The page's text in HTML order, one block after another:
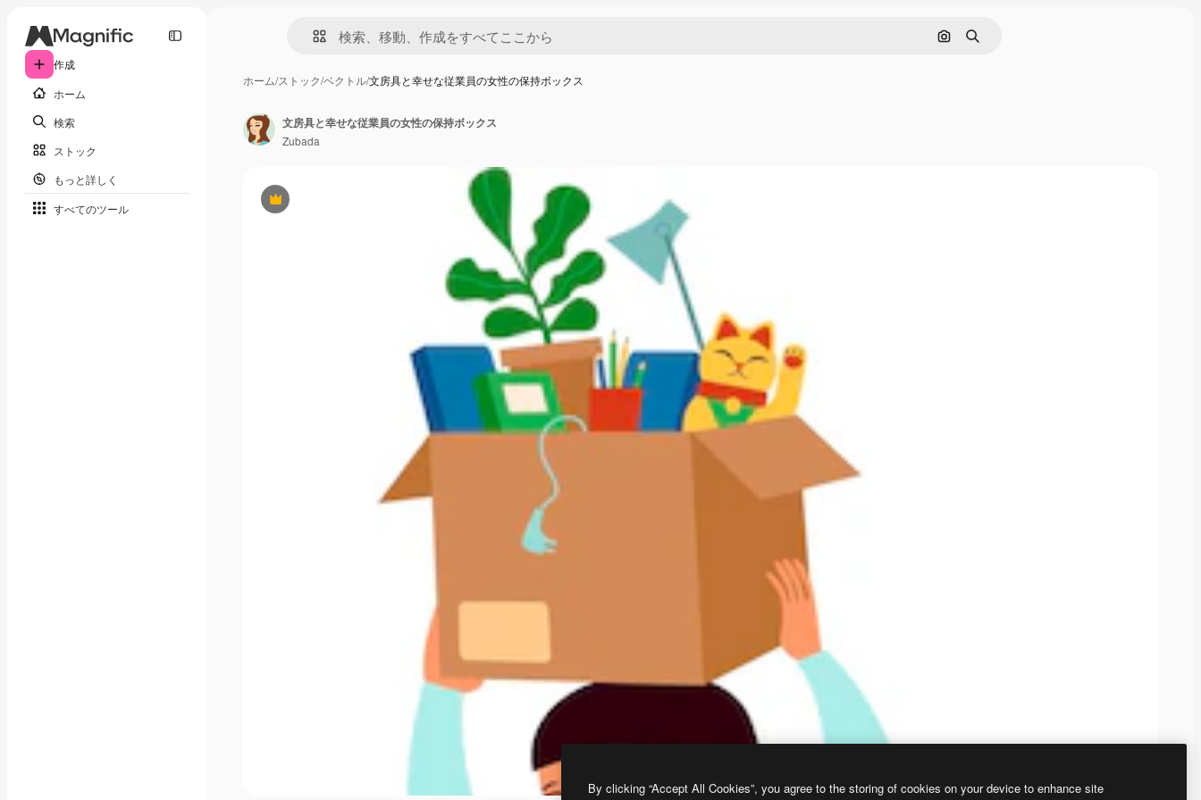
作成
ホーム
検索
ストック
もっと詳しく
すべてのツール
画像で検索
検索
ホーム/ストック/ベクトル/文房具と幸せな従業員の女性の保持ボックス
Premium
文房具と幸せな従業員の女性の保持ボックス
Zubada
By clicking “Accept All Cookies”, you agree to the storing of cookies on your device to enhance site